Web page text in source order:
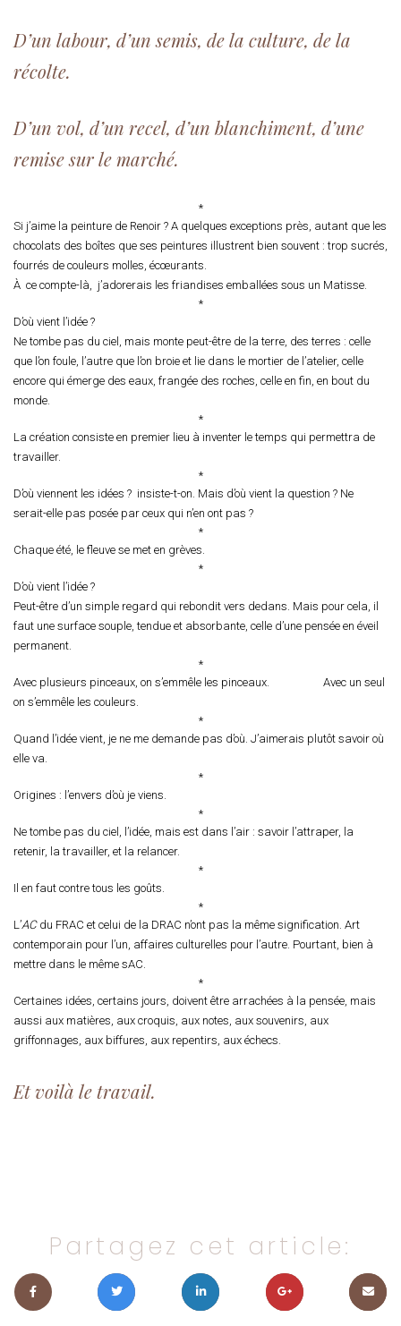
D’un labour, d’un semis, de la culture, de la
récolte.
D’un vol, d’un recel, d’un blanchiment, d’une
remise sur le marché.
*
Si j’aime la peinture de Renoir ? A quelques exceptions près, autant que les
chocolats des boîtes que ses peintures illustrent bien souvent : trop sucrés,
fourrés de couleurs molles, écœurants.
À ce compte-là, j’adorerais les friandises emballées sous un Matisse.
*
D’où vient l’idée ?
Ne tombe pas du ciel, mais monte peut-être de la terre, des terres : celle
que l’on foule, l’autre que l’on broie et lie dans le mortier de l’atelier, celle
encore qui émerge des eaux, frangée des roches, celle en fin, en bout du
monde.
*
La création consiste en premier lieu à inventer le temps qui permettra de
travailler.
*
D’où viennent les idées ? insiste-t-on. Mais d’où vient la question ? Ne
serait-elle pas posée par ceux qui n’en ont pas ?
*
Chaque été, le fleuve se met en grèves.
*
D’où vient l’idée ?
Peut-être d’un simple regard qui rebondit vers dedans. Mais pour cela, il
faut une surface souple, tendue et absorbante, celle d’une pensée en éveil
permanent.
*
Avec plusieurs pinceaux, on s’emmêle les pinceaux. Avec un seul
on s’emmêle les couleurs.
*
Quand l’idée vient, je ne me demande pas d’où. J’aimerais plutôt savoir où
elle va.
*
Origines : l’envers d’où je viens.
*
Ne tombe pas du ciel, l’idée, mais est dans l’air : savoir l’attraper, la
retenir, la travailler, et la relancer.
*
Il en faut contre tous les goûts.
*
L’ACdu FRAC et celui de la DRAC n’ont pas la même signification. Art
contemporain pour l’un, affaires culturelles pour l’autre. Pourtant, bien à
mettre dans le même sAC.
*
Certaines idées, certains jours, doivent être arrachées à la pensée, mais
aussi aux matières, aux croquis, aux notes, aux souvenirs, aux
griffonnages, aux biffures, aux repentirs, aux échecs.
Et voilà le travail.
Partagez cet article: